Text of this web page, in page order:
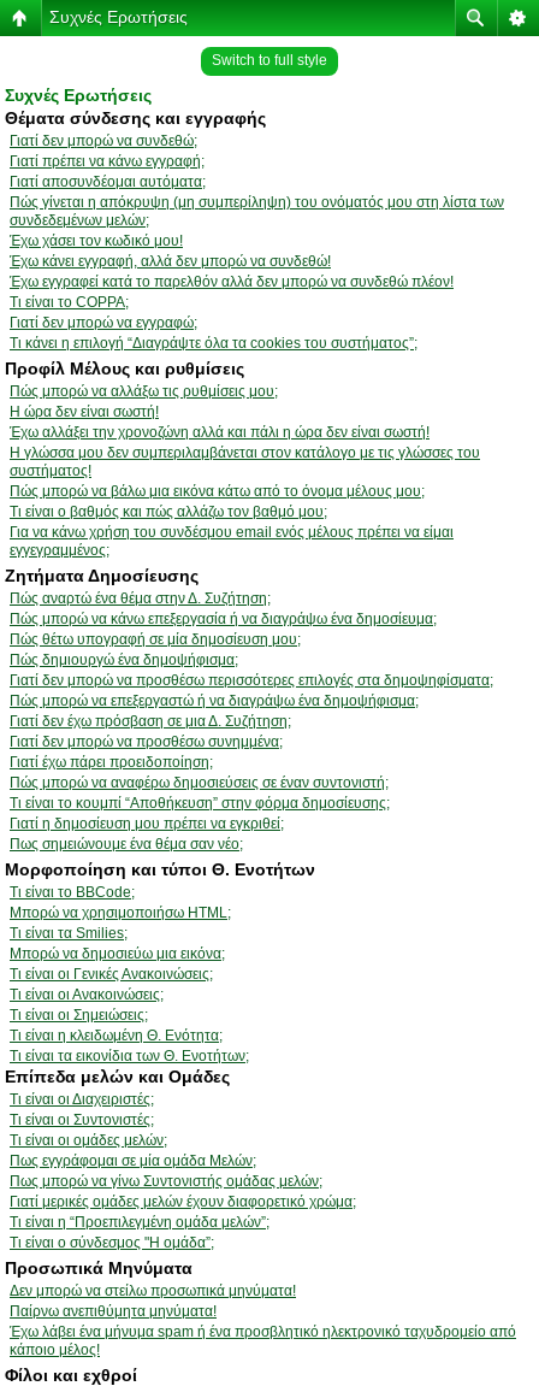
Συχνές Ερωτήσεις
Switch to full style
Συχνές Ερωτήσεις
Θέματα σύνδεσης και εγγραφής
Γιατί δεν μπορώ να συνδεθώ;
Γιατί πρέπει να κάνω εγγραφή;
Γιατί αποσυνδέομαι αυτόματα;
Πώς γίνεται η απόκρυψη (μη συμπερίληψη) του ονόματός μου στη λίστα των
συνδεδεμένων μελών;
Έχω χάσει τον κωδικό μου!
Έχω κάνει εγγραφή, αλλά δεν μπορώ να συνδεθώ!
Έχω εγγραφεί κατά το παρελθόν αλλά δεν μπορώ να συνδεθώ πλέον!
Τι είναι το COPPA;
Γιατί δεν μπορώ να εγγραφώ;
Τι κάνει η επιλογή “Διαγράψτε όλα τα cookies του συστήματος”;
Προφίλ Μέλους και ρυθμίσεις
Πώς μπορώ να αλλάξω τις ρυθμίσεις μου;
Η ώρα δεν είναι σωστή!
Έχω αλλάξει την χρονοζώνη αλλά και πάλι η ώρα δεν είναι σωστή!
Η γλώσσα μου δεν συμπεριλαμβάνεται στον κατάλογο με τις γλώσσες του
συστήματος!
Πώς μπορώ να βάλω μια εικόνα κάτω από το όνομα μέλους μου;
Τι είναι ο βαθμός και πώς αλλάζω τον βαθμό μου;
Για να κάνω χρήση του συνδέσμου email ενός μέλους πρέπει να είμαι
εγγεγραμμένος;
Ζητήματα Δημοσίευσης
Πώς αναρτώ ένα θέμα στην Δ. Συζήτηση;
Πώς μπορώ να κάνω επεξεργασία ή να διαγράψω ένα δημοσίευμα;
Πώς θέτω υπογραφή σε μία δημοσίευση μου;
Πώς δημιουργώ ένα δημοψήφισμα;
Γιατί δεν μπορώ να προσθέσω περισσότερες επιλογές στα δημοψηφίσματα;
Πώς μπορώ να επεξεργαστώ ή να διαγράψω ένα δημοψήφισμα;
Γιατί δεν έχω πρόσβαση σε μια Δ. Συζήτηση;
Γιατί δεν μπορώ να προσθέσω συνημμένα;
Γιατί έχω πάρει προειδοποίηση;
Πώς μπορώ να αναφέρω δημοσιεύσεις σε έναν συντονιστή;
Τι είναι το κουμπί “Αποθήκευση” στην φόρμα δημοσίευσης;
Γιατί η δημοσίευση μου πρέπει να εγκριθεί;
Πως σημειώνουμε ένα θέμα σαν νέο;
Μορφοποίηση και τύποι Θ. Ενοτήτων
Τι είναι το BBCode;
Μπορώ να χρησιμοποιήσω HTML;
Τι είναι τα Smilies;
Μπορώ να δημοσιεύω μια εικόνα;
Τι είναι οι Γενικές Ανακοινώσεις;
Τι είναι οι Ανακοινώσεις;
Τι είναι οι Σημειώσεις;
Τι είναι η κλειδωμένη Θ. Ενότητα;
Τι είναι τα εικονίδια των Θ. Ενοτήτων;
Επίπεδα μελών και Ομάδες
Τι είναι οι Διαχειριστές;
Τι είναι οι Συντονιστές;
Τι είναι οι ομάδες μελών;
Πως εγγράφομαι σε μία ομάδα Μελών;
Πως μπορώ να γίνω Συντονιστής ομάδας μελών;
Γιατί μερικές ομάδες μελών έχουν διαφορετικό χρώμα;
Τι είναι η “Προεπιλεγμένη ομάδα μελών”;
Τι είναι ο σύνδεσμος "Η ομάδα”;
Προσωπικά Μηνύματα
Δεν μπορώ να στείλω προσωπικά μηνύματα!
Παίρνω ανεπιθύμητα μηνύματα!
Έχω λάβει ένα μήνυμα spam ή ένα προσβλητικό ηλεκτρονικό ταχυδρομείο από
κάποιο μέλος!
Φίλοι και εχθροί